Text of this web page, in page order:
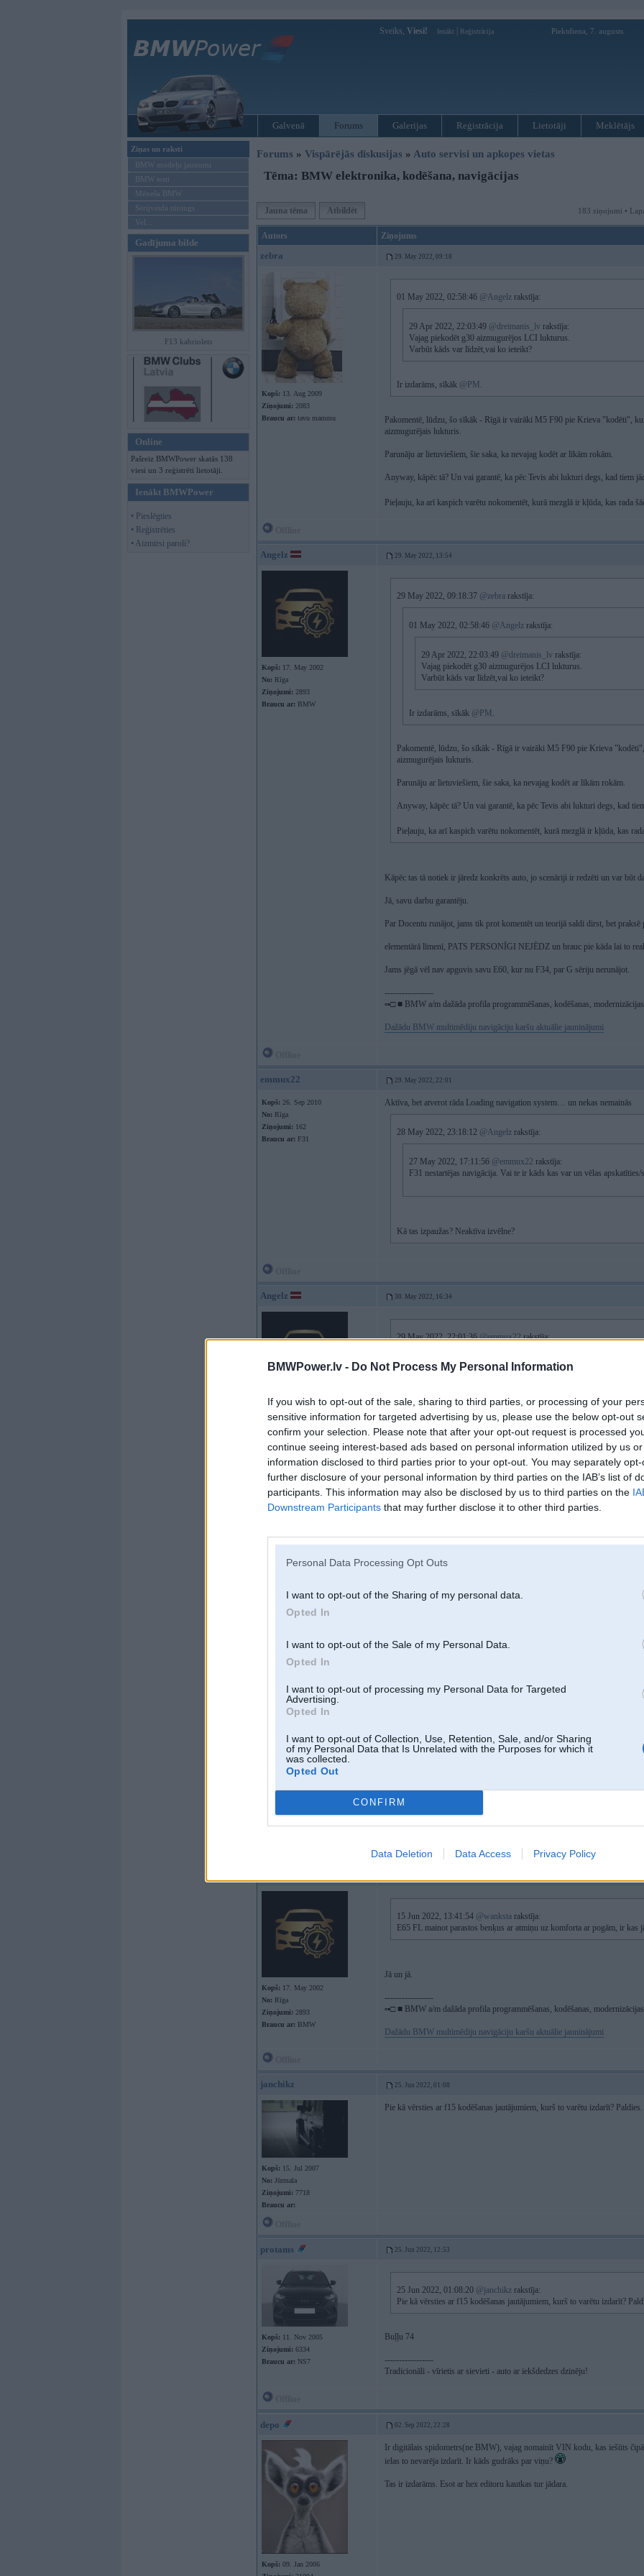
BMWPower.lv - Do Not Process My Personal Information
If you wish to opt-out of the sale, sharing to third parties, or processing of your
sensitive information for targeted advertising by us, please use the below opt-out
confirm your selection. Please note that after your opt-out request is processed
continue seeing interest-based ads based on personal information utilized by us
information disclosed to third parties prior to your opt-out. You may separately
further disclosure of your personal information by third parties on the IAB’s list of
participants. This information may also be disclosed by us to third parties on the
Downstream Participants that may further disclose it to other third parties.
Personal Data Processing Opt Outs
I want to opt-out of the Sharing of my personal data.
Opted In
I want to opt-out of the Sale of my Personal Data.
Opted In
I want to opt-out of processing my Personal Data for Targeted
Advertising.
Opted In
I want to opt-out of Collection, Use, Retention, Sale, and/or Sharing
of my Personal Data that Is Unrelated with the Purposes for which it
was collected.
Opted Out
CONFIRM
Data Deletion Data Access Privacy Policy
Sveiks, Viesi! Ienākt Reģistrācija Piektdiena, 7. augusts
Galvenā Forums Galerijas Reģistrācija Lietotāji Meklētājs
Ziņas un raksti
BMW modeļu jaunumi
BMW testi
Mēneša BMW
Sērijveida tūnings
Vel...
Gadījuma bilde
F13 kabriolets
Online
Pašreiz BMWPower skatās 138
viesi un 3 reģistrēti lietotāji.
Ienākt BMWPower
• Pieslēgties
• Reģistrēties
• Aizmirsi paroli?
Forums » Vispārējās diskusijas » Auto servisi un apkopes vietas
Tēma: BMW elektronika, kodēšana, navigācijas
Jauna tēma Atbildēt 183 ziņojumi •
Autors Ziņojums
zebra 29. May 2022, 09:18
Kopš: 13. Aug 2009
Ziņojumi: 2083
Braucu ar: tavu mammu
01 May 2022, 02:58:46 @Angelz rakstīja:
29 Apr 2022, 22:03:49 @dreimanis_lv rakstīja:
Vajag piekodēt g30 aizmugurējos LCI lukturus.
Varbūt kāds var līdzēt,vai ko ieteikt?
Ir izdarāms, sīkāk @PM .
Pakomentē, lūdzu, šo sīkāk - Rīgā ir vairāki M5 F90 pie Krieva "kodēti",
aizmugurējais lukturis.
Parunāju ar lietuviešiem, šie saka, ka nevajag kodēt ar līkām rokām.
Anyway, kāpēc tā? Un vai garantē, ka pēc Tevis abi lukturi degs, kad tiem
Pieļauju, ka arī kaspich varētu nokomentēt, kurā mezglā ir kļūda, kas rada
Angelz 29. May 2022, 13:54
Kopš: 17. May 2002
No: Rīga
Ziņojumi: 2893
Braucu ar: BMW
29 May 2022, 09:18:37 @zebra rakstīja:
01 May 2022, 02:58:46 @Angelz rakstīja:
29 Apr 2022, 22:03:49 @dreimanis_lv rakstīja:
Vajag piekodēt g30 aizmugurējos LCI lukturus.
Varbūt kāds var līdzēt,vai ko ieteikt?
Ir izdarāms, sīkāk @PM .
Pakomentē, lūdzu, šo sīkāk - Rīgā ir vairāki M5 F90 pie Krieva
aizmugurējais lukturis.
Parunāju ar lietuviešiem, šie saka, ka nevajag kodēt ar līkām rokām.
Anyway, kāpēc tā? Un vai garantē, ka pēc Tevis abi lukturi degs, kad
Pieļauju, ka arī kaspich varētu nokomentēt, kurā mezglā ir kļūda, kas
Kāpēc tas tā notiek ir jāredz konkrēts auto, jo scenāriji ir redzēti un var būt
Jā, savu darbu garantēju.
Par Docentu runājot, jams tik prot komentēt un teorijā saldi dirst, bet
elementārā līmenī, PATS PERSONĪGI NEJĒDZ un brauc pie kāda lai to
Jams jēgā vēl nav apguvis savu E60, kur nu F34, par G sēriju nerunājot.
-----------------
▫▪□ ■ BMW a/m dažāda profila programmēšanas, kodēšanas,
Dažādu BMW multimēdiju navigāciju karšu aktuālie jauninājumi
emmux22 29. May 2022, 22:01
Kopš: 26. Sep 2010
No: Rīga
Ziņojumi: 162
Braucu ar: F31
Aktīva, bet atverot rāda Loading navigation system… un nekas nemainās
28 May 2022, 23:18:12 @Angelz rakstīja:
27 May 2022, 17:11:56 @emmux22 rakstīja:
F31 nestartējas navigācija. Vai te ir kāds kas var un vēlas apskatīties/
Kā tas izpaužas? Neaktīva izvēlne?
Angelz 30. May 2022, 16:34
Kopš:
No:Rīga
Ziņojumi:2893
Braucu ar:BMW
29 May 2022, 22:01:36@emmux22rakstīja:
27 May 2022, 17:11:56 @emmux22rakstīja:
F31 nestartējas navigācija. Vai te ir kāds kas var un vēlas
Kā tas izpaužas? Neaktīva izvēlne?
Multimedijas modulis a/m ir dzimtais vai donors? Kura gada F31?
▫▪□ ■ BMW a/m dažāda profila programmēšanas, kodēšanas,
Dažādu BMW multimēdiju navigāciju karšu aktuālie jauninājumi
wanksta
E65 FL mainot parastos benķus ar atmiņu uz komforta ar pogām, ir kas
Kopš: 17. May 2002
No: Rīga
Ziņojumi: 2893
Braucu ar: BMW
15 Jun 2022, 13:41:54 @wanksta rakstīja:
E65 FL mainot parastos benķus ar atmiņu uz komforta ar pogām, ir kas
Jā un jā.
-----------------
▫▪□ ■ BMW a/m dažāda profila programmēšanas, kodēšanas,
Dažādu BMW multimēdiju navigāciju karšu aktuālie jauninājumi
janchikz 25. Jun 2022, 01:08
Kopš: 15. Jul 2007
No: Jūrmala
Ziņojumi: 7718
Braucu ar:
Pie kā vērsties ar f15 kodēšanas jautājumiem, kurš to varētu izdarīt? Paldies.
protams 25. Jun 2022, 12:53
Kopš: 11. Nov 2005
Ziņojumi: 6334
Braucu ar: NS7
25 Jun 2022, 01:08:20 @janchikz rakstīja:
Pie kā vērsties ar f15 kodēšanas jautājumiem, kurš to varētu izdarīt?
Buļļu 74
-----------------
Tradicionāli - vīrietis ar sievieti - auto ar iekšdedzes dzinēju!
depo 02. Sep 2022, 22:28
Kopš: 09. Jan 2006
Ir digitālais spidometrs(ne BMW), vajag nomainīt VIN kodu, kas iešūts
ielas to nevarēja izdarīt. Ir kāds gudrāks par viņu?
Tas ir izdarāms. Esot ar hex editoru kautkas tur jādara.